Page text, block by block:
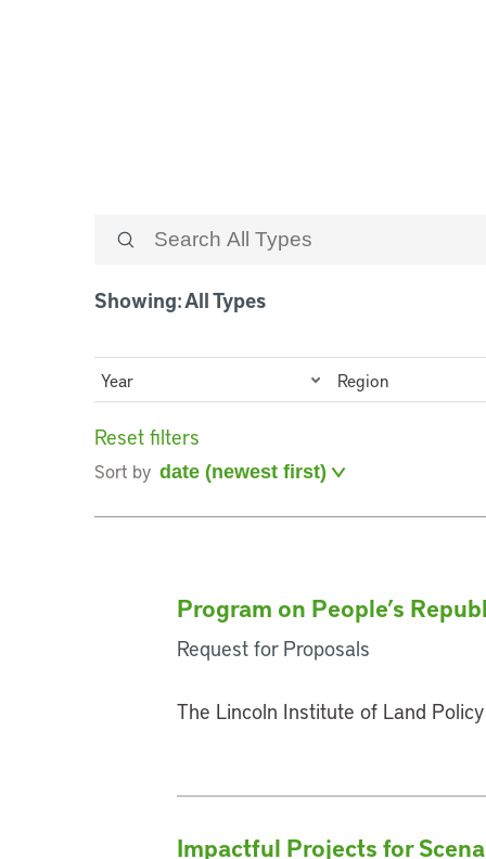
Showing: All Types
Year Region
Reset filters
Sort by
Program on People’s
Request for Proposals
The Lincoln Institute of Land
Impactful Projects for